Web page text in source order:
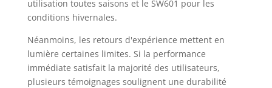
utilisation toutes saisons et le SW601 pour les
conditions hivernales.
Néanmoins, les retours d'expérience mettent en
lumière certaines limites. Si la performance
immédiate satisfait la majorité des utilisateurs,
plusieurs témoignages soulignent une durabilité